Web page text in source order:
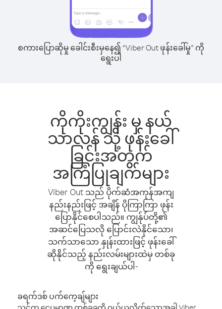
စကားပြောဆိုမှု ခေါင်းစီးမှနေ၍ “Viber Out ဖုန်းခေါ်မှု” ကို
ရွေးပါ
ကိုကိုးကျွန်း မှ နယ်
သာလန် သို့ ဖုန်းခေါ်
ခြင်းအတွက်
အကြံပြုချက်များ
Viber Out သည် ပိုက်ဆံအကုန်အကျ
နည်းနည်းဖြင့် အချိန် ပိုကြာကြာ ဖုန်း
ပြောနိုင်စေပါသည်။ ကျွန်ုပ်တို့၏
အဆင်ပြေသလို ပြောင်းလဲနိုင်သော၊
သက်သာသော နှုန်းထားဖြင့် ဖုန်းခေါ်
ဆိုနိုင်သည့် နည်းလမ်းများထဲမှ တစ်ခု
ကို ရွေးချယ်ပါ-
ခရက်ဒစ် ပက်ကေ့ချ်များ